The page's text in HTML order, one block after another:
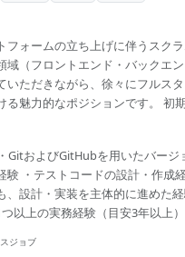
フォームの立ち上げに伴うスク
域（フロントエンド・バックエ
いただきながら、徐々にフルス
る魅力的なポジションです。 初
経験できます。 Next.jsを用いた
API開発、MVP思考に基づく技
盤構築、GA4やBigQueryを用い
ルサイクル開発に大きな裁量を
ロやモブプロを通じて...
GitおよびGitHubを用いたバージ
験 ・テストコードの設計・作成
、設計・実装を主体的に進めた
以上の実務経験（目安3年以上
全体設計・コーディング経験 バッ
ジョブ